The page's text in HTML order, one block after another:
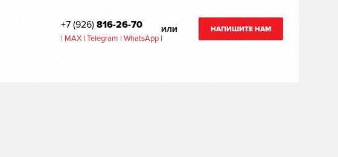
+7 (926) 816-26-70
| MAX | Telegram | WhatsApp |
ИЛИ НАПИШИТЕ НАМ